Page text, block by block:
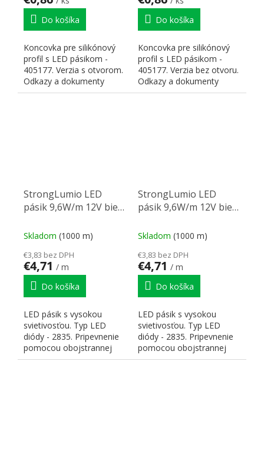
Do košíka
Koncovka pre silikónový
profil s LED pásikom -
405177. Verzia s otvorom.
Odkazy a dokumenty
Detail produktu na...
Do košíka
Koncovka pre silikónový
profil s LED pásikom -
405177. Verzia bez otvoru.
Odkazy a dokumenty
Detail produktu na...
StrongLumio LED
pásik 9,6W/m 12V biela
Skladom (1000 m)
€3,83 bez DPH
€4,71 / m
Do košíka
LED pásik s vysokou
svietivosťou. Typ LED
diódy - 2835. Pripevnenie
pomocou obojstrannej
lepiacej pásky 3 M. Farba...
StrongLumio LED
pásik 9,6W/m 12V biela
Skladom (1000 m)
€3,83 bez DPH
€4,71 / m
Do košíka
LED pásik s vysokou
svietivosťou. Typ LED
diódy - 2835. Pripevnenie
pomocou obojstrannej
lepiacej pásky 3 M. Farba...